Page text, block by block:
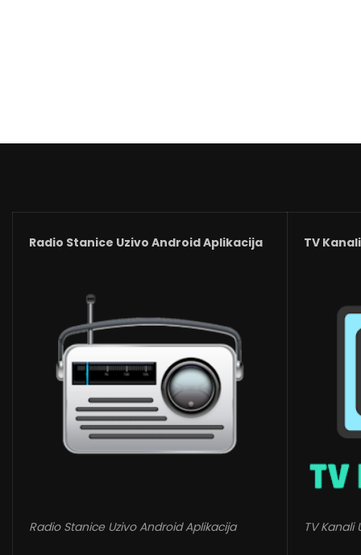
Radio Stanice Uzivo Android Aplikacija
Radio Stanice Uzivo Android Aplikacija
TV
TV Kanali